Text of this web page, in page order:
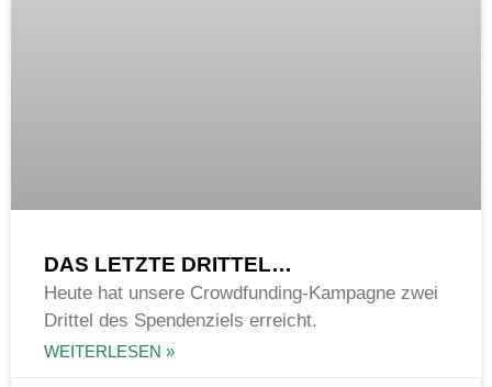
DAS LETZTE DRITTEL…
Heute hat unsere Crowdfunding-Kampagne zwei
Drittel des Spendenziels erreicht.
WEITERLESEN »